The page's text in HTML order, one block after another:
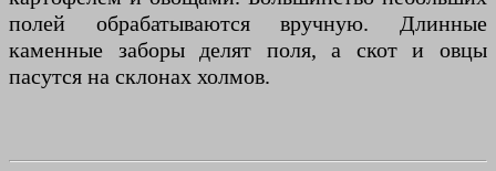
полей обрабатываются вручную. Длинные
каменные заборы делят поля, а скот и овцы
пасутся на склонах холмов.